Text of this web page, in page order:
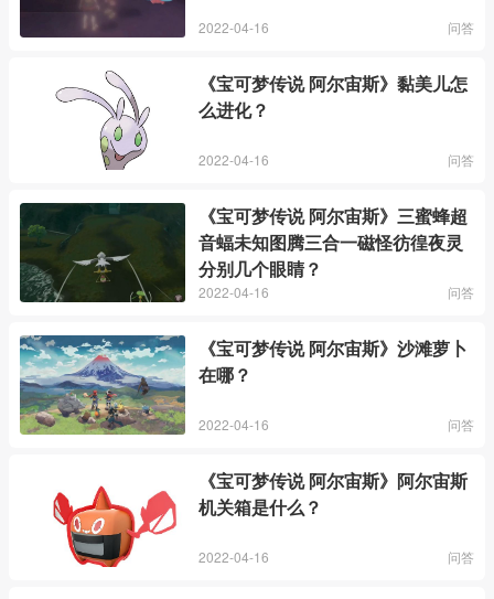
2022-04-16 问答
《宝可梦传说 阿尔宙斯》黏美儿怎
么进化？
2022-04-16 问答
《宝可梦传说 阿尔宙斯》三蜜蜂超
音蝠未知图腾三合一磁怪彷徨夜灵
分别几个眼睛？
2022-04-16 问答
《宝可梦传说 阿尔宙斯》沙滩萝卜
在哪？
2022-04-16 问答
《宝可梦传说 阿尔宙斯》阿尔宙斯
机关箱是什么？
2022-04-16 问答